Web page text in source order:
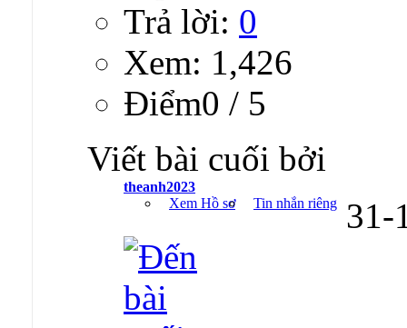
Trả lời: 0
Xem: 1,426
Ðiểm0 / 5
Viết bài cuối bởi
theanh2023
Xem Hồ sơ
Tin nhắn riêng 31-